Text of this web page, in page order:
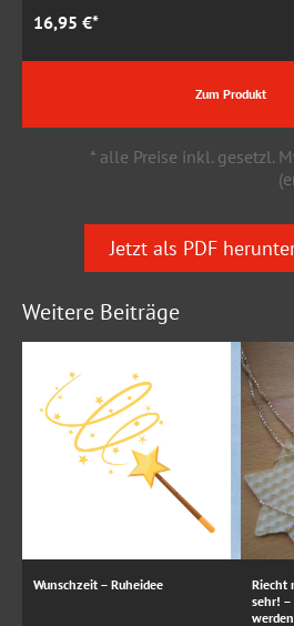
16,95 €*
Zum Produkt
* alle Preise inkl. gesetzl.
Jetzt als PDF
Weitere Beiträge
Wunschzeit – Ruheidee
Riecht
sehr! –